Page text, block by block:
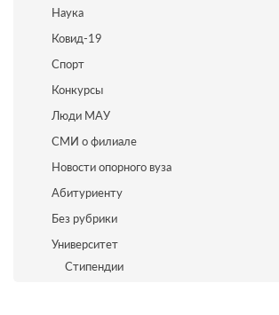
Наука
Ковид-19
Спорт
Конкурсы
Люди МАУ
СМИ о филиале
Новости опорного вуза
Абитуриенту
Без рубрики
Университет
Стипендии